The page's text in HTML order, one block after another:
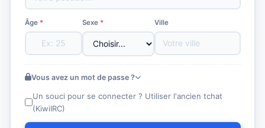
Âge * Sexe * Ville
Vous avez un mot de passe ?
Un souci pour se connecter ? Utiliser l'ancien tchat
(KiwiIRC)